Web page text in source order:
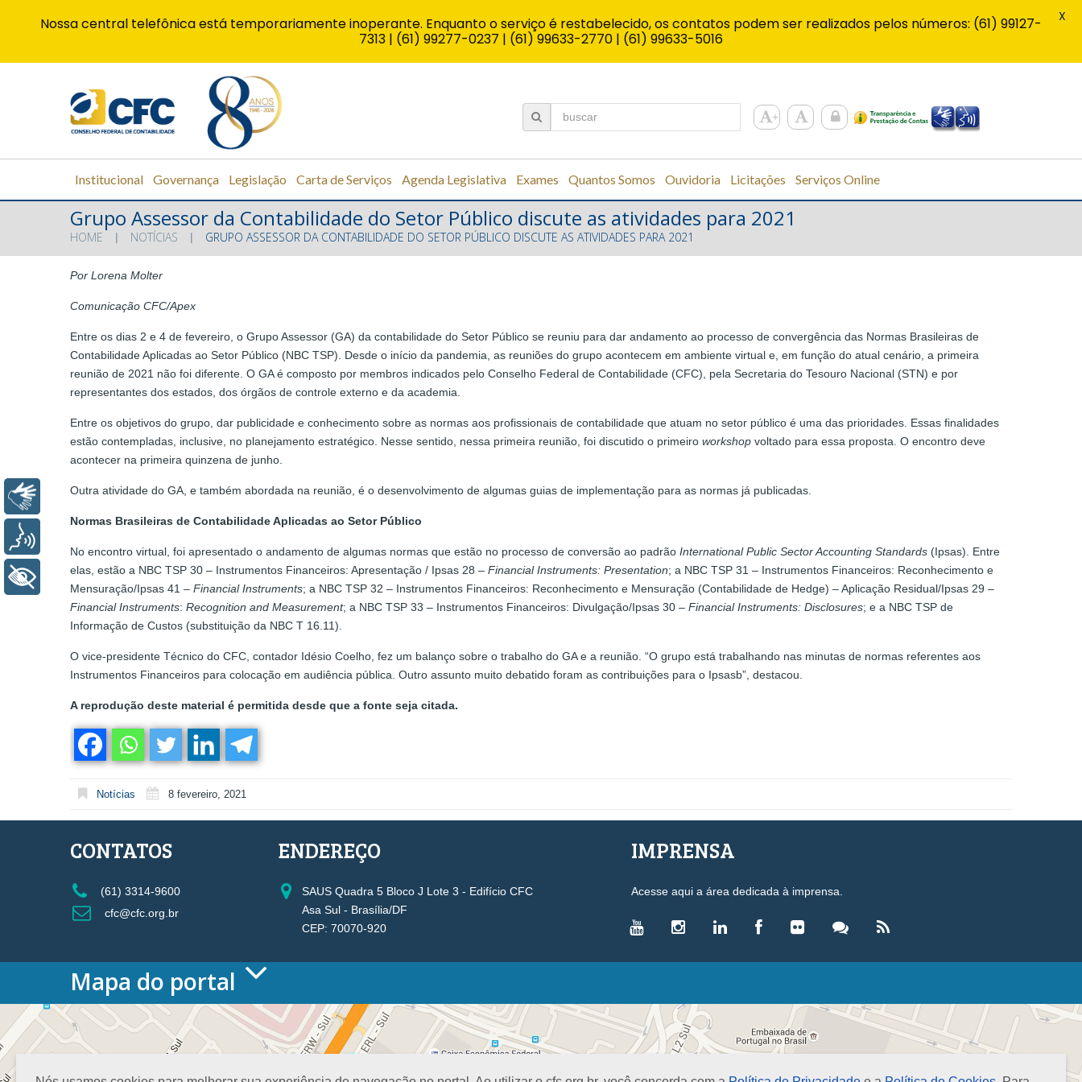
Institucional Governança Legislação Carta de Serviços Agenda Legislativa Exames Quantos Somos Ouvidoria Licitações Serviços Online
Grupo Assessor da Contabilidade do Setor Público discute as atividades para 2021
HOME NOTÍCIAS GRUPO ASSESSOR DA CONTABILIDADE DO SETOR PÚBLICO DISCUTE AS ATIVIDADES PARA 2021
Por Lorena Molter
Comunicação CFC/Apex
Entre os dias 2 e 4 de fevereiro, o Grupo Assessor (GA) da contabilidade do Setor Público se reuniu para dar andamento ao processo de convergência das Normas Brasileiras de
Contabilidade Aplicadas ao Setor Público (NBC TSP). Desde o início da pandemia, as reuniões do grupo acontecem em ambiente virtual e, em função do atual cenário, a primeira
reunião de 2021 não foi diferente. O GA é composto por membros indicados pelo Conselho Federal de Contabilidade (CFC), pela Secretaria do Tesouro Nacional (STN) e por
representantes dos estados, dos órgãos de controle externo e da academia.
Entre os objetivos do grupo, dar publicidade e conhecimento sobre as normas aos profissionais de contabilidade que atuam no setor público é uma das prioridades. Essas finalidades
estão contempladas, inclusive, no planejamento estratégico. Nesse sentido, nessa primeira reunião, foi discutido o primeiro workshop voltado para essa proposta. O encontro deve
acontecer na primeira quinzena de junho.
Outra atividade do GA, e também abordada na reunião, é o desenvolvimento de algumas guias de implementação para as normas já publicadas.
Normas Brasileiras de Contabilidade Aplicadas ao Setor Público
No encontro virtual, foi apresentado o andamento de algumas normas que estão no processo de conversão ao padrão International Public Sector Accounting Standards (Ipsas). Entre
elas, estão a NBC TSP 30 – Instrumentos Financeiros: Apresentação / Ipsas 28 – Financial Instruments: Presentation; a NBC TSP 31 – Instrumentos Financeiros: Reconhecimento e
Mensuração/Ipsas 41 – Financial Instruments; a NBC TSP 32 – Instrumentos Financeiros: Reconhecimento e Mensuração (Contabilidade de Hedge) – Aplicação Residual/Ipsas 29 –
Financial Instruments: Recognition and Measurement; a NBC TSP 33 – Instrumentos Financeiros: Divulgação/Ipsas 30 – Financial Instruments: Disclosures; e a NBC TSP de
Informação de Custos (substituição da NBC T 16.11).
O vice-presidente Técnico do CFC, contador Idésio Coelho, fez um balanço sobre o trabalho do GA e a reunião. “O grupo está trabalhando nas minutas de normas referentes aos
Instrumentos Financeiros para colocação em audiência pública. Outro assunto muito debatido foram as contribuições para o Ipsasb”, destacou.
A reprodução deste material é permitida desde que a fonte seja citada.
Notícias 8 fevereiro, 2021
CONTATOS
(61) 3314-9600
cfc@cfc.org.br
ENDEREÇO
SAUS Quadra 5 Bloco J Lote 3 - Edifício CFC
Asa Sul - Brasília/DF
CEP: 70070-920
IMPRENSA
Acesse aqui a área dedicada à imprensa.
Mapa do portal
HOME
O CONSELHO
Conselho Diretor
VICE-PRESIDÊNCIAS
Administrativa
Controle Interno
LEGISLAÇÃO
Decretos-Lei
Nossa central telefônica está temporariamente inoperante. Enquanto o serviço é restabelecido, os contatos podem ser realizados pelos números: (61) 99127-
7313 | (61) 99277-0237 | (61) 99633-2770 | (61) 99633-5016
X
Libras
+ Acessibilidade